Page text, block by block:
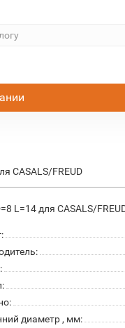
CASALS/FREUD
L=14 для CASALS/
диаметр , мм: